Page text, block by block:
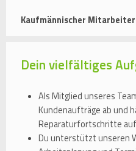
Kaufmännischer
Dein vielfältiges
Als Mitglied unseres
Kundenaufträge ab und
Reparaturfortschritte
Du unterstützt unseren